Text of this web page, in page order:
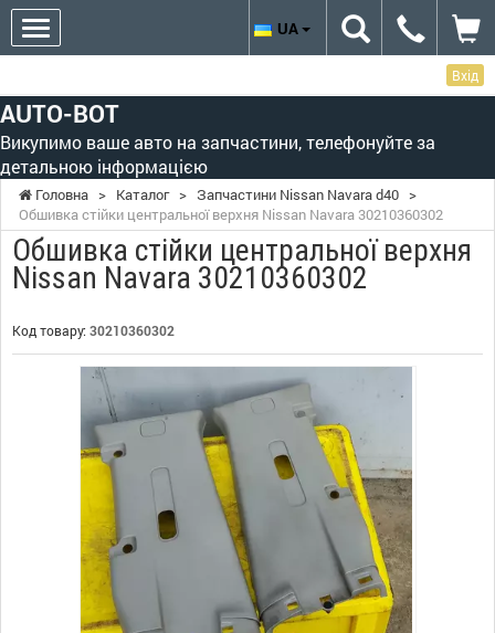
Вхід
AUTO-BOT
Викупимо ваше авто на запчастини, телефонуйте за
детальною інформацією
UA
Головна > Каталог > Запчастини Nissan Navara d40 >
Обшивка стійки центральної верхня Nissan Navara 30210360302
Обшивка стійки центральної верхня
Nissan Navara 30210360302
Код товару: 30210360302